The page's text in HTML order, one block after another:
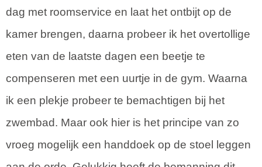
dag met roomservice en laat het ontbijt op de
kamer brengen, daarna probeer ik het overtollige
eten van de laatste dagen een beetje te
compenseren met een uurtje in de gym. Waarna
ik een plekje probeer te bemachtigen bij het
zwembad. Maar ook hier is het principe van zo
vroeg mogelijk een handdoek op de stoel leggen